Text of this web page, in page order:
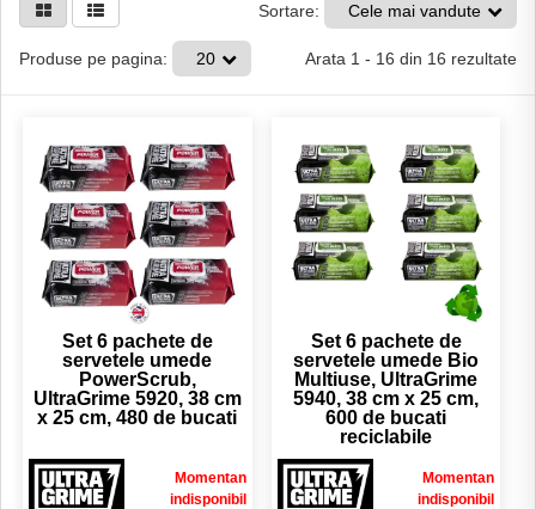
Sortare: Cele mai vandute
Produse pe pagina: 20 Arata 1 - 16 din 16 rezultate
Set 6 pachete de
servetele umede
PowerScrub,
UltraGrime 5920, 38 cm
x 25 cm, 480 de bucati
Momentan
indisponibil
Set 6 pachete de
servetele umede Bio
Multiuse, UltraGrime
5940, 38 cm x 25 cm,
600 de bucati
reciclabile
Momentan
indisponibil